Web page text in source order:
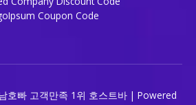
Coupon Code
호빠 고객만족 1위 호스트바 | Powered